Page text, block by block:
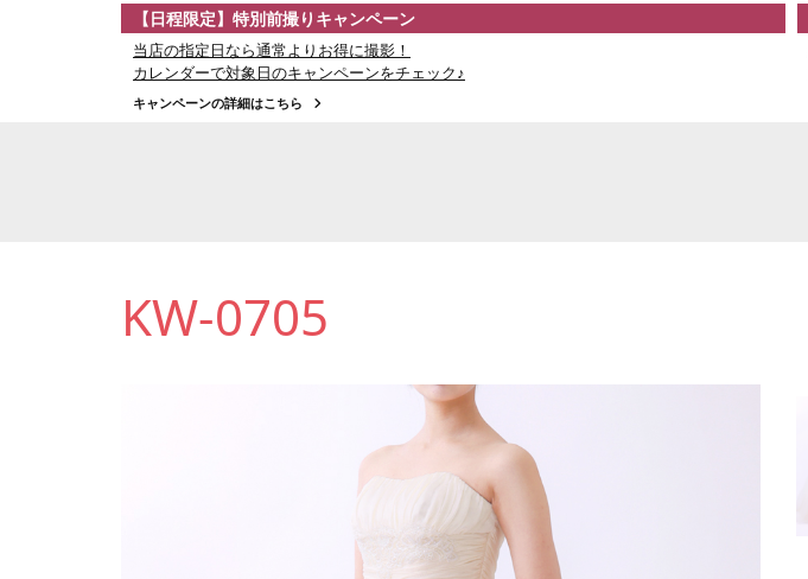
【日程限定】特別前撮りキャンペーン
当店の指定日なら通常よりお得に撮影！
カレンダーで対象日のキャンペーンをチェック♪
キャンペーンの詳細はこちら
KW-0705